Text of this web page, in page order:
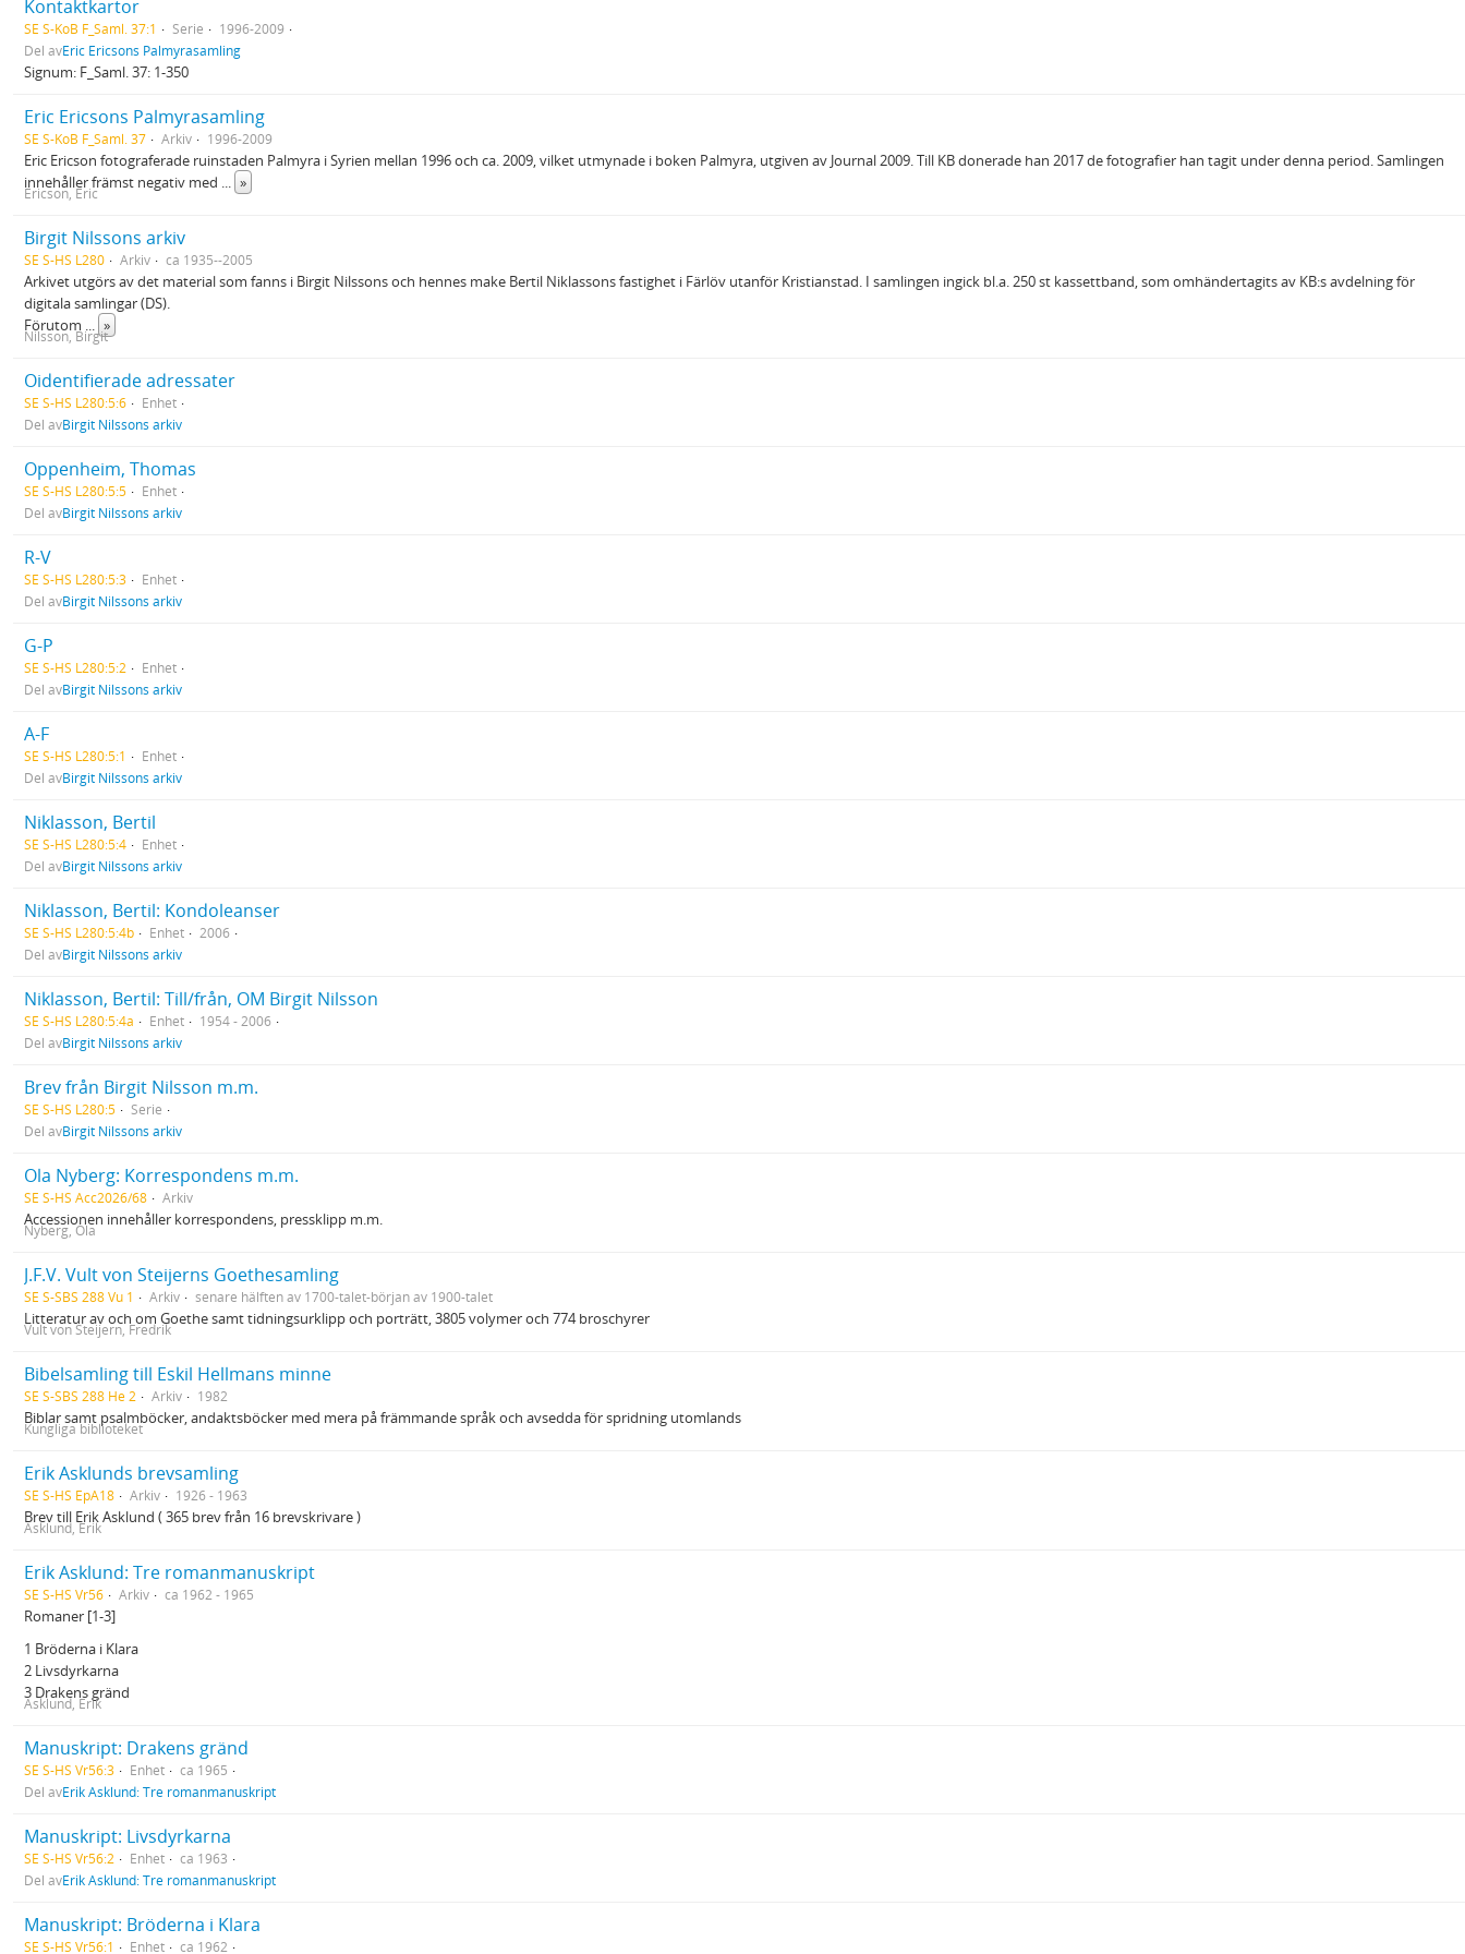
Kontaktkartor
SE S-KoB F_Saml. 37:1 Serie
1996-2009
Del avEric Ericsons Palmyrasamling
Signum: F_Saml. 37: 1-350
Eric Ericsons Palmyrasamling
SE S-KoB F_Saml. 37 Arkiv 1996-2009
Eric Ericson fotograferade ruinstaden Palmyra i Syrien mellan 1996 och ca. 2009, vilket utmynade i boken Palmyra, utgiven av Journal 2009. Till KB donerade han 2017 de fotografier han tagit under denna period. Samlingen
innehåller främst negativ med ... »
Ericson, Eric
Birgit Nilssons arkiv
SE S-HS L280 Arkiv ca 1935--2005
Arkivet utgörs av det material som fanns i Birgit Nilssons och hennes make Bertil Niklassons fastighet i Färlöv utanför Kristianstad. I samlingen ingick bl.a. 250 st kassettband, som omhändertagits av KB:s avdelning för
digitala samlingar (DS).
Förutom ... »
Nilsson, Birgit
Oidentifierade adressater
SE S-HS L280:5:6
Enhet
Del avBirgit Nilssons arkiv
Oppenheim, Thomas
SE S-HS L280:5:5
Enhet
Del avBirgit Nilssons arkiv
R-V
SE S-HS L280:5:3
Enhet
Del avBirgit Nilssons arkiv
G-P
SE S-HS L280:5:2
Enhet
Del avBirgit Nilssons arkiv
A-F
SE S-HS L280:5:1
Enhet
Del avBirgit Nilssons arkiv
Niklasson, Bertil
SE S-HS L280:5:4
Enhet
Del avBirgit Nilssons arkiv
Niklasson, Bertil: Kondoleanser
SE S-HS L280:5:4b Enhet
2006
Del avBirgit Nilssons arkiv
Niklasson, Bertil: Till/från, OM Birgit Nilsson
SE S-HS L280:5:4a Enhet
1954 - 2006
Del avBirgit Nilssons arkiv
Brev från Birgit Nilsson m.m.
SE S-HS L280:5
Serie
Del avBirgit Nilssons arkiv
Ola Nyberg: Korrespondens m.m.
SE S-HS Acc2026/68 Arkiv
Accessionen innehåller korrespondens, pressklipp m.m.
Nyberg, Ola
J.F.V. Vult von Steijerns Goethesamling
SE S-SBS 288 Vu 1 Arkiv senare hälften av 1700-talet-början av 1900-talet
Litteratur av och om Goethe samt tidningsurklipp och porträtt, 3805 volymer och 774 broschyrer
Vult von Steijern, Fredrik
Bibelsamling till Eskil Hellmans minne
SE S-SBS 288 He 2 Arkiv 1982
Biblar samt psalmböcker, andaktsböcker med mera på främmande språk och avsedda för spridning utomlands
Kungliga biblioteket
Erik Asklunds brevsamling
SE S-HS EpA18 Arkiv 1926 - 1963
Brev till Erik Asklund ( 365 brev från 16 brevskrivare )
Asklund, Erik
Erik Asklund: Tre romanmanuskript
SE S-HS Vr56 Arkiv ca 1962 - 1965
Romaner [1-3]
1 Bröderna i Klara
2 Livsdyrkarna
3 Drakens gränd
Asklund, Erik
Manuskript: Drakens gränd
SE S-HS Vr56:3 Enhet
ca 1965
Del avErik Asklund: Tre romanmanuskript
Manuskript: Livsdyrkarna
SE S-HS Vr56:2 Enhet
ca 1963
Del avErik Asklund: Tre romanmanuskript
Manuskript: Bröderna i Klara
SE S-HS Vr56:1 Enhet ca 1962